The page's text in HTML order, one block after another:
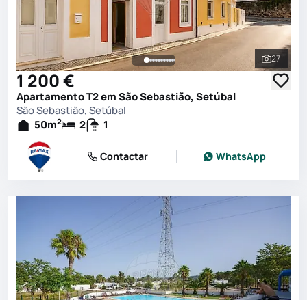
Ver
27
1 200 €
Apartamento T2 em São Sebastião, Setúbal
São Sebastião, Setúbal
50m2 2 1
Contactar WhatsApp